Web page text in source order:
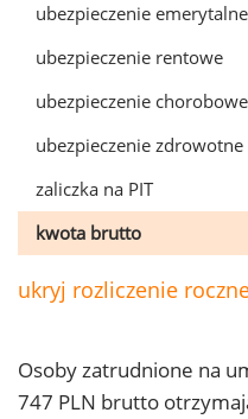
ubezpieczenie emerytalne
ubezpieczenie rentowe
ubezpieczenie chorobowe
ubezpieczenie zdrowotne
zaliczka na PIT
kwota brutto
ukryj rozliczenie
Osoby zatrudnione na
747 PLN brutto